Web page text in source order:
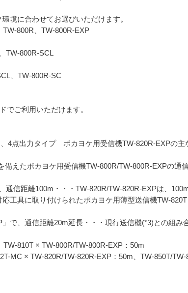
境に合わせてお選びいただけます。
TW-800R、TW-800R-EXP
TW-800R-SCL
、TW-800R-SC
でご利用いただけます。
4点出力タイプ ポカヨケ用受信機TW-820R-EXPの主
えたポカヨケ用受信機TW-800R/TW-800R-EXPの通
通信距離100m・・・TW-820R/TW-820R-EXPは、
工具に取り付けられたポカヨケ用薄型送信機TW-820T
で、通信距離20m延長・・・現行送信機(*3)との組み
810T × TW-800R/TW-800R-EXP：50m
MC × TW-820R/TW-820R-EXP：50m、TW-850T/